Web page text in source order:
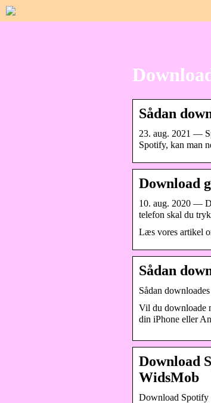
Sådan
23. aug. 2021 —
Spotify, kan man
Download
10. aug. 2020 —
telefon skal du
Læs vores artikel
Sådan
Sådan
Vil du downloade
din iPhone eller
Download
WidsMob
Download Spotify